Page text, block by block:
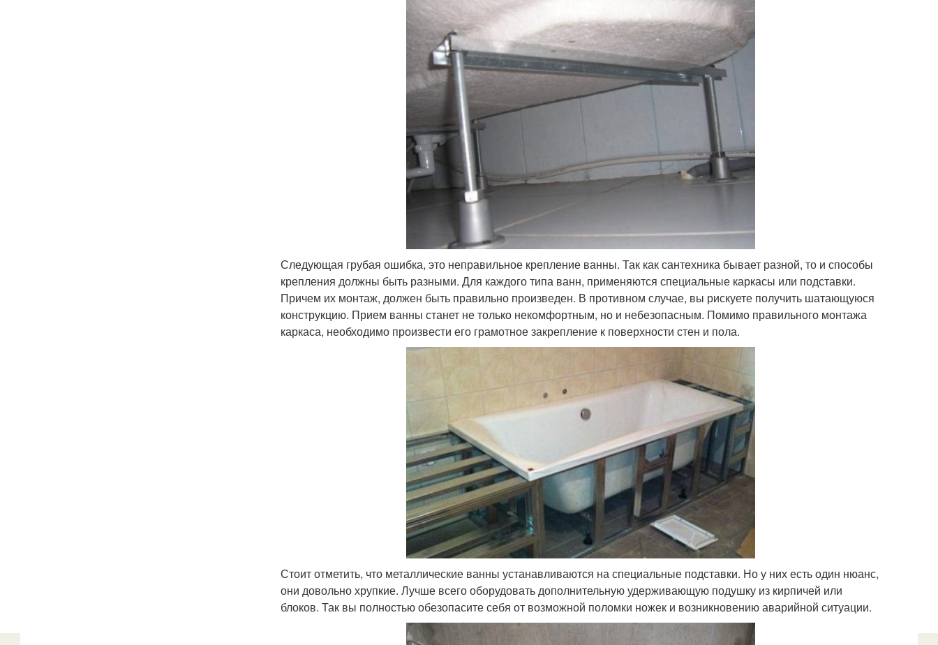
Следующая грубая ошибка, это неправильное крепление ванны. Так как сантехника бывает разной, то и способы
крепления должны быть разными. Для каждого типа ванн, применяются специальные каркасы или подставки.
Причем их монтаж, должен быть правильно произведен. В противном случае, вы рискуете получить шатающуюся
конструкцию. Прием ванны станет не только некомфортным, но и небезопасным. Помимо правильного монтажа
каркаса, необходимо произвести его грамотное закрепление к поверхности стен и пола.
Стоит отметить, что металлические ванны устанавливаются на специальные подставки. Но у них есть один нюанс,
они довольно хрупкие. Лучше всего оборудовать дополнительную удерживающую подушку из кирпичей или
блоков. Так вы полностью обезопасите себя от возможной поломки ножек и возникновению аварийной ситуации.